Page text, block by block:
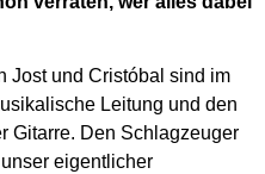
Jost und Cristóbal sind im
Leitung und den
Gitarre. Den Schlagzeuger
eigentlicher